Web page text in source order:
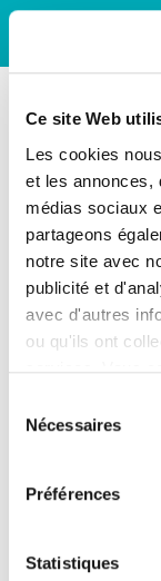
Ce site Web
Les cookies
et les annonces,
médias sociaux
partageons
notre site avec
publicité et
avec d'autres
ou qu'ils ont
Nécessaires
Préférences
Statistiques